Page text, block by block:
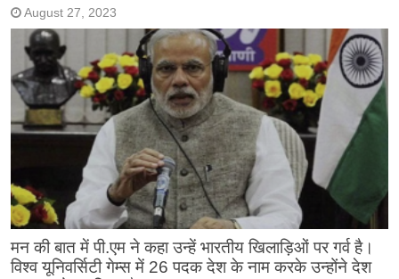
August 27, 2023
मन की बात में पी.एम ने कहा उन्हें भारतीय खिलाड़िओं पर गर्व है।
विश्व यूनिवर्सिटी गेम्स में 26 पदक देश के नाम करके उन्होंने देश